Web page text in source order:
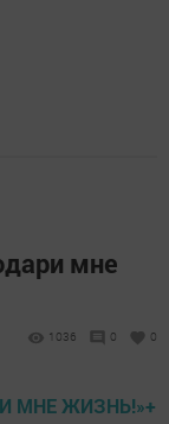
мне
1036 0 0